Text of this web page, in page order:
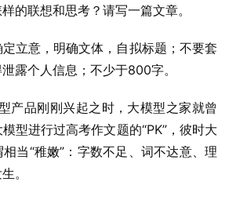
的联想和思考？请写一篇文章。
立意，明确文体，自拟标题；不要套
露个人信息；不少于800字。
产品刚刚兴起之时，大模型之家就曾
型进行过高考作文题的“PK”，彼时大
当“稚嫩”：字数不足、词不达意、理
。